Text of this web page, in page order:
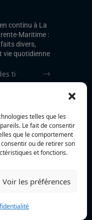
telles que les
Le fait de consentir
que le comportement
ou de retirer son
et fonctions.
Voir les préférences
continu à La
Maritime :
divers,
vie quotidienne